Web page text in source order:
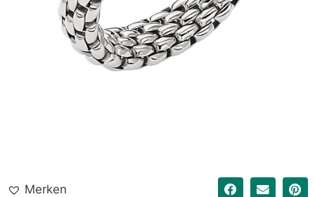
Merken